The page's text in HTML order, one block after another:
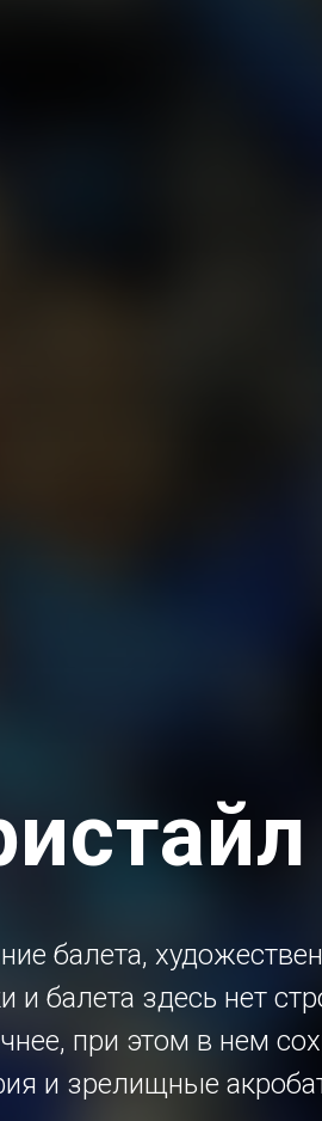
балета,
и балета здесь нет
при этом в нем
и зрелищные